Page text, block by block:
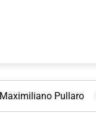
Maximiliano Pullaro